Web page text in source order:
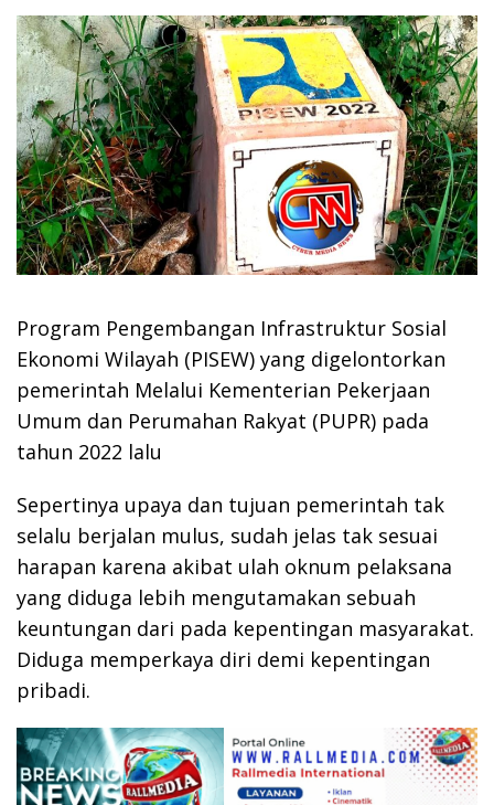
Program Pengembangan Infrastruktur Sosial
Ekonomi Wilayah (PISEW) yang digelontorkan
pemerintah Melalui Kementerian Pekerjaan
Umum dan Perumahan Rakyat (PUPR) pada
tahun 2022 lalu
Sepertinya upaya dan tujuan pemerintah tak
selalu berjalan mulus, sudah jelas tak sesuai
harapan karena akibat ulah oknum pelaksana
yang diduga lebih mengutamakan sebuah
keuntungan dari pada kepentingan masyarakat.
Diduga memperkaya diri demi kepentingan
pribadi.